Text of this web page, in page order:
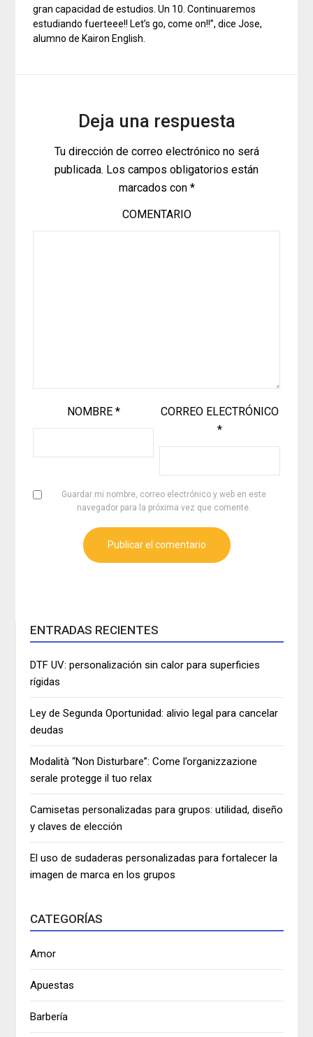
gran capacidad de estudios. Un 10. Continuaremos
estudiando fuerteee!! Let’s go, come on!!”, dice Jose,
alumno de Kairon English.
Deja una respuesta
Tu dirección de correo electrónico no será
publicada. Los campos obligatorios están
marcados con *
COMENTARIO
NOMBRE *
CORREO ELECTRÓNICO
*
Guardar mi nombre, correo electrónico y web en este
navegador para la próxima vez que comente.
ENTRADAS RECIENTES
DTF UV: personalización sin calor para superficies
rígidas
Ley de Segunda Oportunidad: alivio legal para cancelar
deudas
Modalità “Non Disturbare”: Come l’organizzazione
serale protegge il tuo relax
Camisetas personalizadas para grupos: utilidad, diseño
y claves de elección
El uso de sudaderas personalizadas para fortalecer la
imagen de marca en los grupos
CATEGORÍAS
Amor
Apuestas
Barbería